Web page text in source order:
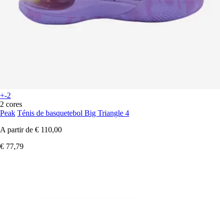
+-2
2 cores
Peak Ténis de basquetebol Big Triangle 4
A partir de € 110,00
€ 77,79